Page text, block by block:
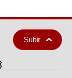
Subir